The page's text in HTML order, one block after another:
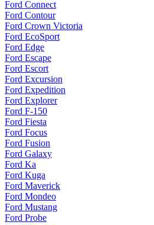
Ford Connect
Ford Contour
Ford Crown Victoria
Ford EcoSport
Ford Edge
Ford Escape
Ford Escort
Ford Excursion
Ford Expedition
Ford Explorer
Ford F-150
Ford Fiesta
Ford Focus
Ford Fusion
Ford Galaxy
Ford Ka
Ford Kuga
Ford Maverick
Ford Mondeo
Ford Mustang
Ford Probe